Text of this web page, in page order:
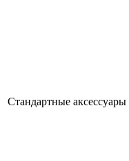
Стандартные аксессуары